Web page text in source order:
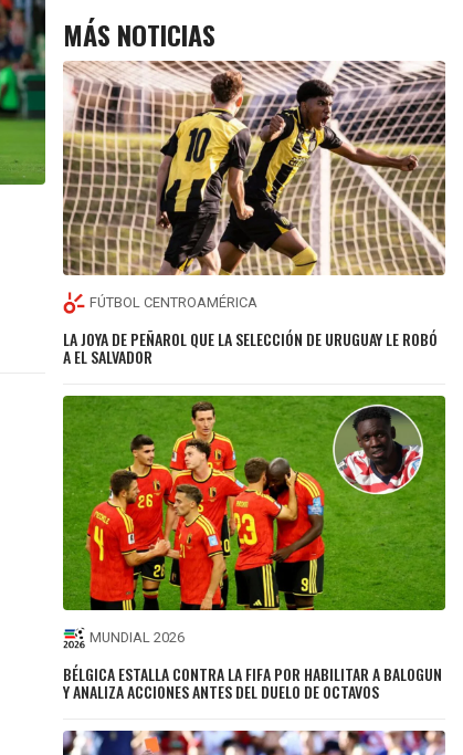
MÁS NOTICIAS
FÚTBOL CENTROAMÉRICA
LA JOYA DE PEÑAROL QUE LA SELECCIÓN DE URUGUAY LE ROBÓ
A EL SALVADOR
MUNDIAL 2026
BÉLGICA ESTALLA CONTRA LA FIFA POR HABILITAR A BALOGUN
Y ANALIZA ACCIONES ANTES DEL DUELO DE OCTAVOS